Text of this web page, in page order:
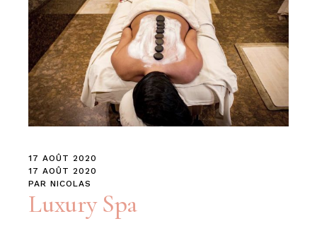
17 AOÛT 2020
17 AOÛT 2020
PAR NICOLAS
Luxury Spa